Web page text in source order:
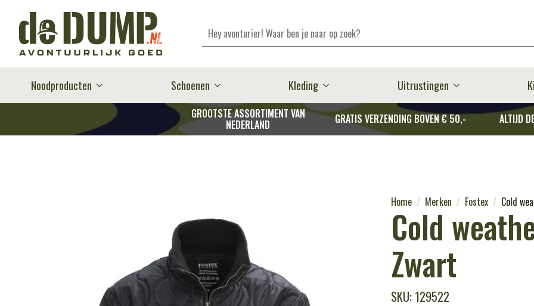
Zoeken
Noodproducten Schoenen Kleding Uitrustingen
GROOTSTE ASSORTIMENT VAN
NEDERLAND GRATIS VERZENDING BOVEN € 50,- ALTIJD
Home Merken Fostex Cold
Cold
Zwart
SKU: 129522